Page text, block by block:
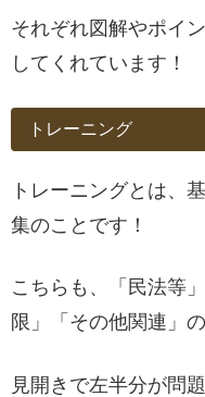
それぞれ図解やポイ
してくれています！
トレーニング
トレーニングとは、
集のことです！
こちらも、「民法等
限」「その他関連」
見開きで左半分が問